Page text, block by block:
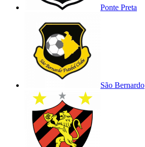
Ponte Preta
São Bernardo